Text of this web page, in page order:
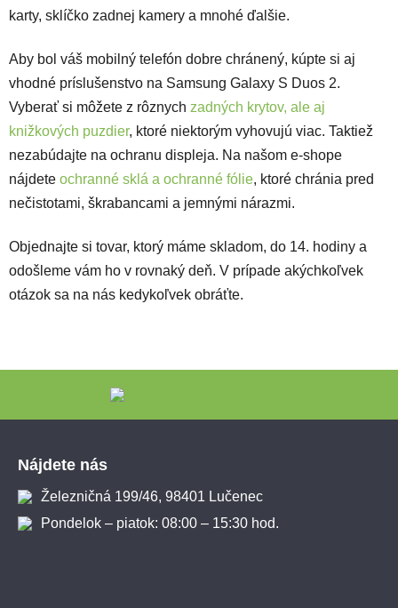
karty, sklíčko zadnej kamery a mnohé ďalšie.
Aby bol váš mobilný telefón dobre chránený, kúpte si aj
vhodné príslušenstvo na Samsung Galaxy S Duos 2.
Vyberať si môžete z rôznych zadných krytov, ale aj
knižkových puzdier, ktoré niektorým vyhovujú viac. Taktiež
nezabúdajte na ochranu displeja. Na našom e-shope
nájdete ochranné sklá a ochranné fólie, ktoré chránia pred
nečistotami, škrabancami a jemnými nárazmi.
Objednajte si tovar, ktorý máme skladom, do 14. hodiny a
odošleme vám ho v rovnaký deň. V prípade akýchkoľvek
otázok sa na nás kedykoľvek obráťte.
Nájdete nás
Železničná 199/46, 98401 Lučenec
Pondelok – piatok: 08:00 – 15:30 hod.